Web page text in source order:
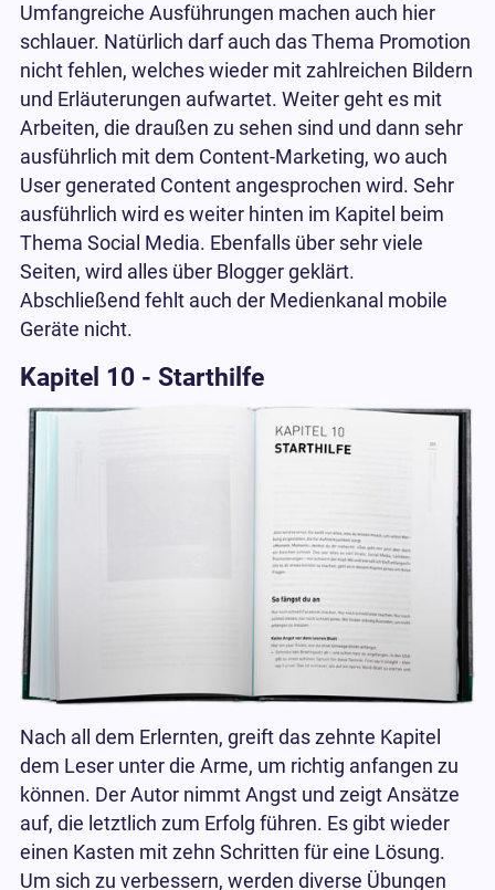
Umfangreiche Ausführungen machen auch hier
schlauer. Natürlich darf auch das Thema Promotion
nicht fehlen, welches wieder mit zahlreichen Bildern
und Erläuterungen aufwartet. Weiter geht es mit
Arbeiten, die draußen zu sehen sind und dann sehr
ausführlich mit dem Content-Marketing, wo auch
User generated Content angesprochen wird. Sehr
ausführlich wird es weiter hinten im Kapitel beim
Thema Social Media. Ebenfalls über sehr viele
Seiten, wird alles über Blogger geklärt.
Abschließend fehlt auch der Medienkanal mobile
Geräte nicht.
Kapitel 10 - Starthilfe
Nach all dem Erlernten, greift das zehnte Kapitel
dem Leser unter die Arme, um richtig anfangen zu
können. Der Autor nimmt Angst und zeigt Ansätze
auf, die letztlich zum Erfolg führen. Es gibt wieder
einen Kasten mit zehn Schritten für eine Lösung.
Um sich zu verbessern, werden diverse Übungen